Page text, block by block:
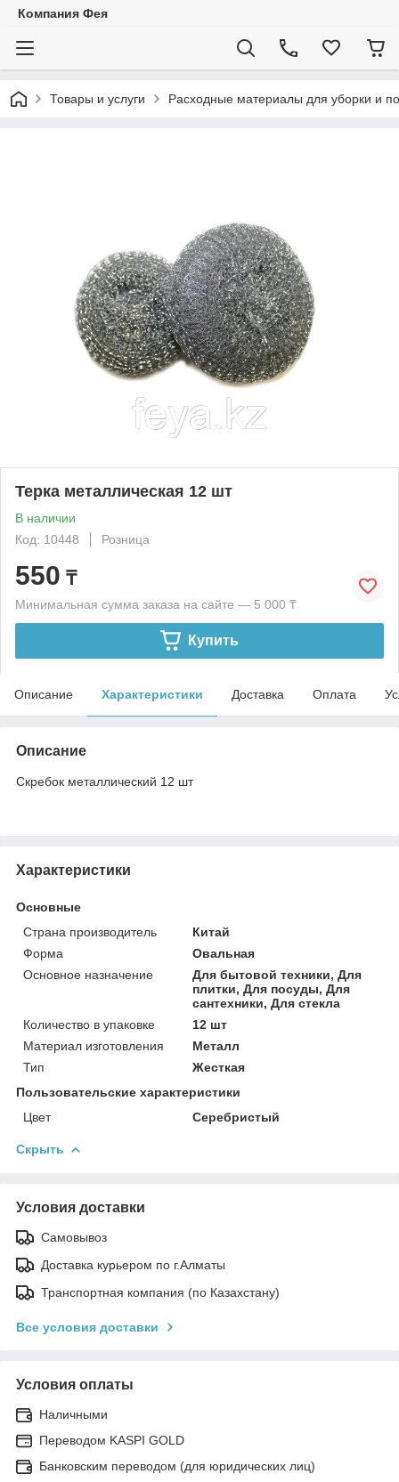
Компания Фея
Товары и услуги Расходные материалы для уборки и
Терка металлическая 12 шт
В наличии
Код: 10448
Розница
550 ₸
Минимальная сумма заказа на сайте — 5 000 ₸
Купить
Описание Характеристики Доставка Оплата
Описание
Скребок металлический 12 шт
Характеристики
Основные
Страна производитель
Китай
Форма
Овальная
Основное назначение
Для бытовой техники, Для
плитки, Для посуды, Для
сантехники, Для стекла
Количество в упаковке
12 шт
Материал изготовления
Металл
Тип
Жесткая
Пользовательские характеристики
Цвет
Серебристый
Скрыть
Условия доставки
Самовывоз
Доставка курьером по г.Алматы
Транспортная компания (по Казахстану)
Все условия доставки
Условия оплаты
Наличными
Переводом KASPI GOLD
Банковским переводом (для юридических лиц)